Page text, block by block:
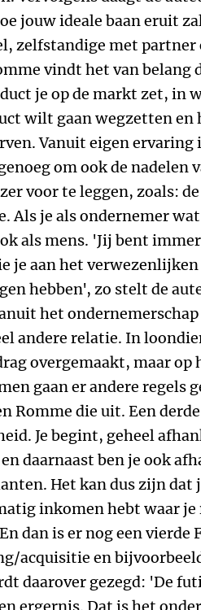
jouw ideale baan eruit
zelfstandige met partner
vindt het van belang
je op de markt zet, in
wilt gaan wegzetten en
Vanuit eigen ervaring
om ook de nadelen
voor te leggen, zoals:
Als je als ondernemer
als mens. 'Jij bent
je aan het
hebben', zo stelt de
het
andere relatie. In
overgemaakt, maar op
gaan er andere regels
Romme die uit. Een
Je begint, geheel
daarnaast ben je ook
Het kan dus zijn dat
inkomen hebt waar je
dan is er nog een
acquisitie en
daarover gezegd: 'De